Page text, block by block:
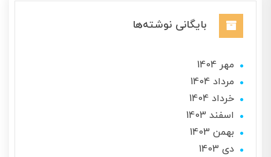
بایگانی نوشته‌ها
مهر 1404
مرداد 1404
خرداد 1404
اسفند 1403
بهمن 1403
دی 1403